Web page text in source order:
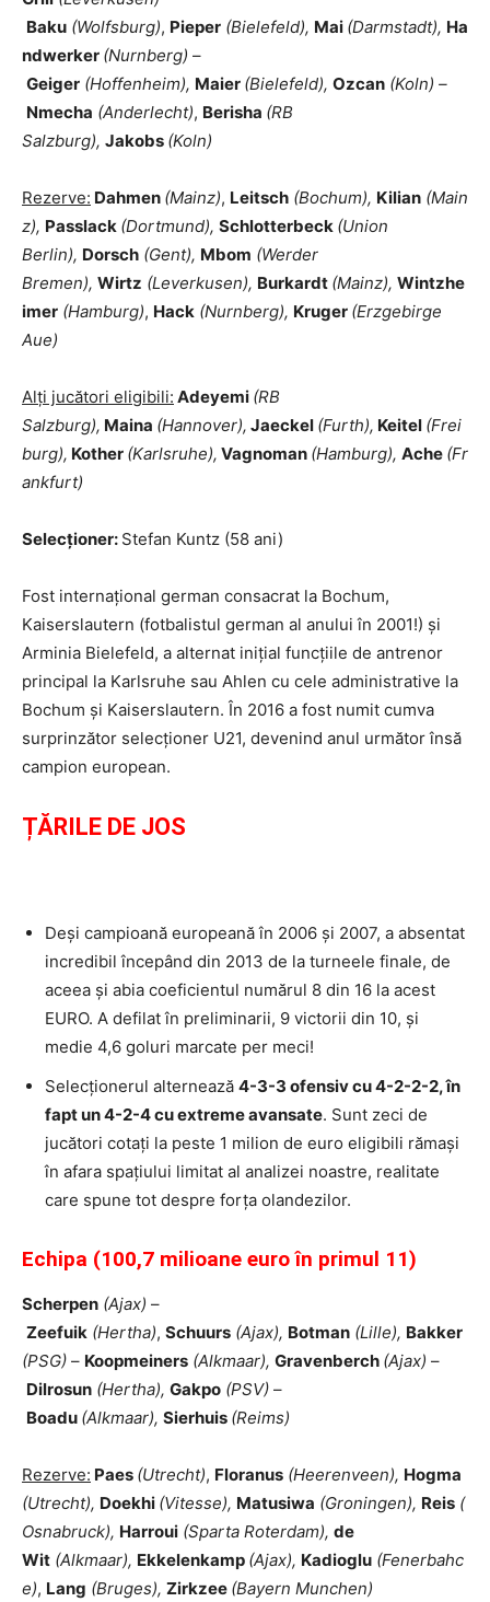
Baku (Wolfsburg), Pieper (Bielefeld), Mai (Darmstadt), Ha
ndwerker (Nurnberg) –
Geiger (Hoffenheim), Maier (Bielefeld), Ozcan (Koln) –
Nmecha (Anderlecht), Berisha (RB
Salzburg), Jakobs (Koln)
Rezerve: Dahmen (Mainz), Leitsch (Bochum), Kilian (Main
z), Passlack (Dortmund), Schlotterbeck (Union
Berlin), Dorsch (Gent), Mbom (Werder
Bremen), Wirtz (Leverkusen), Burkardt (Mainz), Wintzhe
imer (Hamburg), Hack (Nurnberg), Kruger (Erzgebirge
Aue)
Alți jucători eligibili: Adeyemi (RB
Salzburg), Maina (Hannover), Jaeckel (Furth), Keitel (Frei
burg), Kother (Karlsruhe), Vagnoman (Hamburg), Ache (Fr
ankfurt)
Selecționer: Stefan Kuntz (58 ani)
Fost internațional german consacrat la Bochum,
Kaiserslautern (fotbalistul german al anului în 2001!) și
Arminia Bielefeld, a alternat inițial funcțiile de antrenor
principal la Karlsruhe sau Ahlen cu cele administrative la
Bochum și Kaiserslautern. În 2016 a fost numit cumva
surprinzător selecționer U21, devenind anul următor însă
campion european.
ȚĂRILE DE JOS
Deși campioană europeană în 2006 și 2007, a absentat
incredibil începând din 2013 de la turneele finale, de
aceea și abia coeficientul numărul 8 din 16 la acest
EURO. A defilat în preliminarii, 9 victorii din 10, și
medie 4,6 goluri marcate per meci!
Selecționerul alternează 4-3-3 ofensiv cu 4-2-2-2, în
fapt un 4-2-4 cu extreme avansate. Sunt zeci de
jucători cotați la peste 1 milion de euro eligibili rămași
în afara spațiului limitat al analizei noastre, realitate
care spune tot despre forța olandezilor.
Echipa (100,7 milioane euro în primul 11)
Scherpen (Ajax) –
Zeefuik (Hertha), Schuurs (Ajax), Botman (Lille), Bakker
(PSG) – Koopmeiners (Alkmaar), Gravenberch (Ajax) –
Dilrosun (Hertha), Gakpo (PSV) –
Boadu (Alkmaar), Sierhuis (Reims)
Rezerve: Paes (Utrecht), Floranus (Heerenveen), Hogma
(Utrecht), Doekhi (Vitesse), Matusiwa (Groningen), Reis (
Osnabruck), Harroui (Sparta Roterdam), de
Wit (Alkmaar), Ekkelenkamp (Ajax), Kadioglu (Fenerbahc
e), Lang (Bruges), Zirkzee (Bayern Munchen)